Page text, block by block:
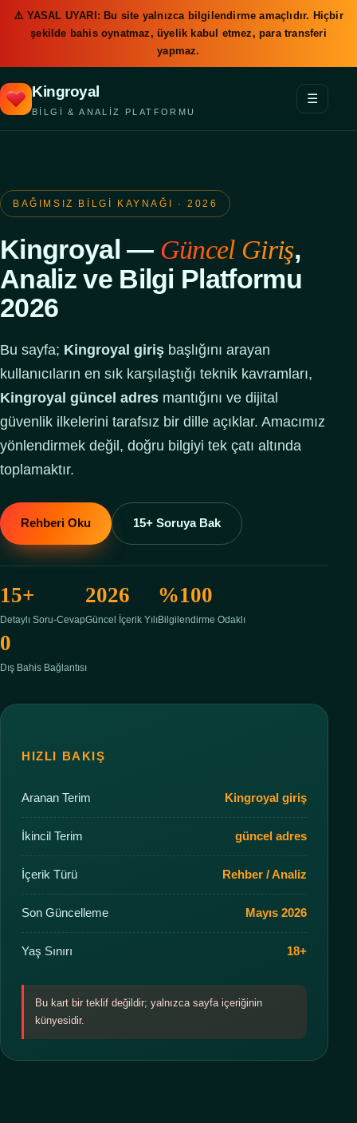
⚠️ YASAL UYARI: Bu site yalnızca bilgilendirme amaçlıdır. Hiçbir
şekilde bahis oynatmaz, üyelik kabul etmez, para transferi
yapmaz.
Kingroyal
BILGI & ANALIZ PLATFORMU
Giriş 2026
Adımlar
Veri
SSS
☰
BAĞIMSIZ BILGI KAYNAĞI · 2026
Kingroyal — Güncel Giriş,
Analiz ve Bilgi Platformu
2026
Bu sayfa; Kingroyal giriş başlığını arayan
kullanıcıların en sık karşılaştığı teknik kavramları,
Kingroyal güncel adres mantığını ve dijital
güvenlik ilkelerini tarafsız bir dille açıklar. Amacımız
yönlendirmek değil, doğru bilgiyi tek çatı altında
toplamaktır.
Rehberi Oku 15+ Soruya Bak
15+
Detaylı Soru-Cevap
2026
Güncel İçerik Yılı
%100
Bilgilendirme Odaklı
0
Dış Bahis Bağlantısı
HIZLI BAKIŞ
Aranan Terim Kingroyal giriş
İkincil Terim güncel adres
İçerik Türü Rehber / Analiz
Son Güncelleme Mayıs 2026
Yaş Sınırı 18+
Bu kart bir teklif değildir; yalnızca sayfa içeriğinin
künyesidir.